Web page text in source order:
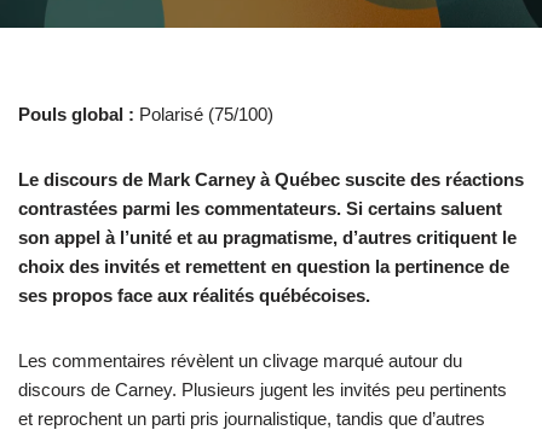
Pouls global : Polarisé (75/100)
Le discours de Mark Carney à Québec suscite des réactions
contrastées parmi les commentateurs. Si certains saluent
son appel à l’unité et au pragmatisme, d’autres critiquent le
choix des invités et remettent en question la pertinence de
ses propos face aux réalités québécoises.
Les commentaires révèlent un clivage marqué autour du
discours de Carney. Plusieurs jugent les invités peu pertinents
et reprochent un parti pris journalistique, tandis que d’autres